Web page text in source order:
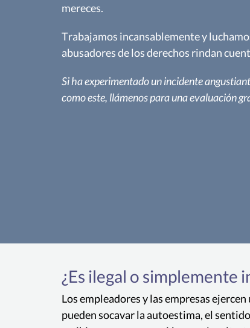
mereces.
Trabajamos incansablemente y
abusadores de los derechos rindan
Si ha experimentado un incidente
como este, llámenos para una evaluación
¿Es ilegal o simplemente
Los empleadores y las empresas
pueden socavar la autoestima, el